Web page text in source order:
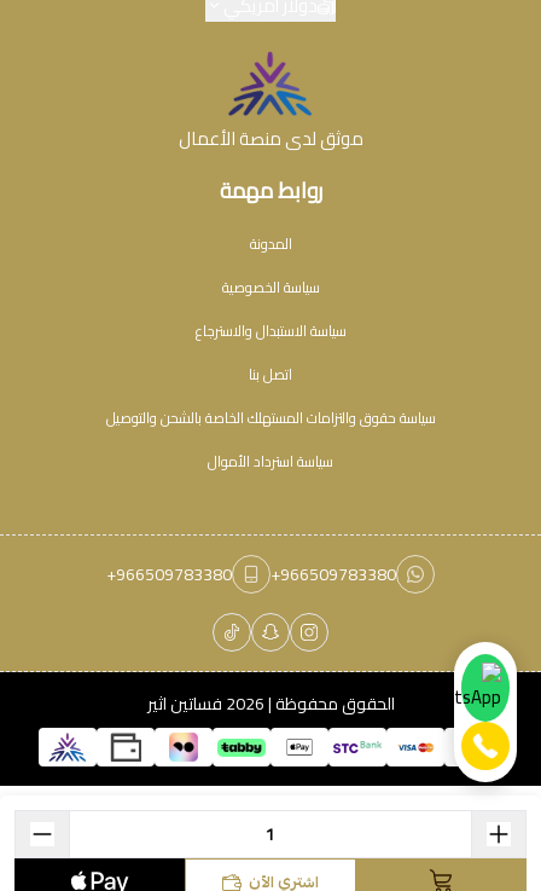
اشتري الآن
روابط مهمة
المدونة
سياسة الخصوصية
سياسة الاستبدال والاسترجاع
اتصل بنا
سياسة حقوق والتزامات المستهلك الخاصة بالشحن والتوصيل
سياسة استرداد الأموال
موثق لدى منصة الأعمال
+966509783380
+966509783380
الحقوق محفوظة | 2026 فساتين اثير